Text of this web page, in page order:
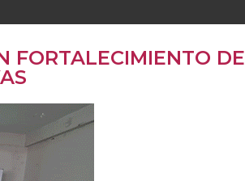
FORTALECIMIENTO DE